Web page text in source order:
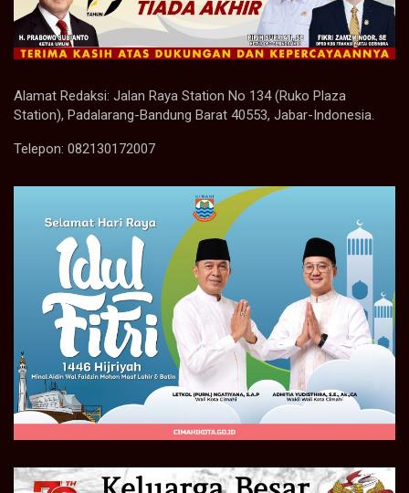
Alamat Redaksi: Jalan Raya Station No 134 (Ruko Plaza
Station), Padalarang-Bandung Barat 40553, Jabar-Indonesia.
Telepon: 082130172007